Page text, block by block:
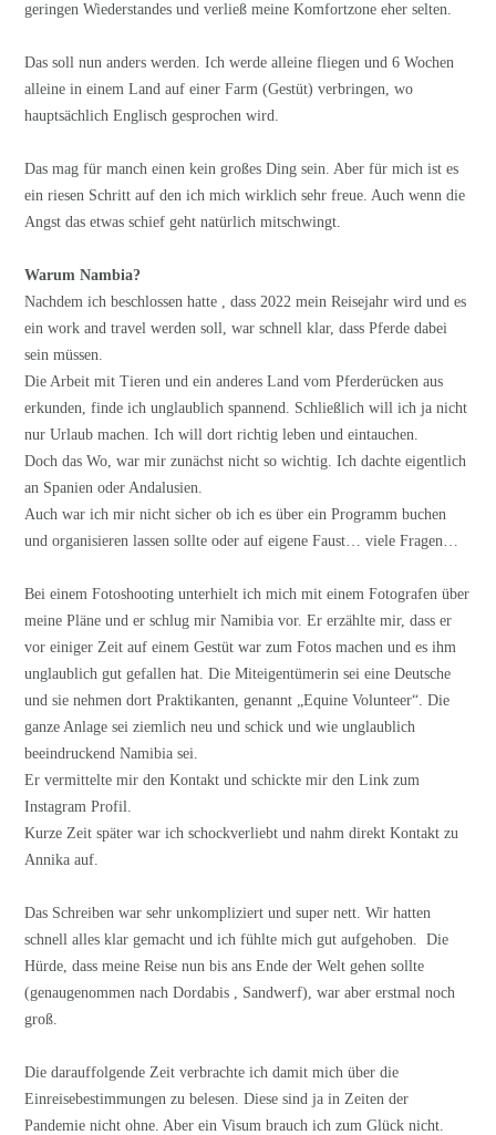
geringen Wiederstandes und verließ meine Komfortzone eher selten.
Das soll nun anders werden. Ich werde alleine fliegen und 6 Wochen
alleine in einem Land auf einer Farm (Gestüt) verbringen, wo
hauptsächlich Englisch gesprochen wird.
Das mag für manch einen kein großes Ding sein. Aber für mich ist es
ein riesen Schritt auf den ich mich wirklich sehr freue. Auch wenn die
Angst das etwas schief geht natürlich mitschwingt.
Warum Nambia?
Nachdem ich beschlossen hatte , dass 2022 mein Reisejahr wird und es
ein work and travel werden soll, war schnell klar, dass Pferde dabei
sein müssen.
Die Arbeit mit Tieren und ein anderes Land vom Pferderücken aus
erkunden, finde ich unglaublich spannend. Schließlich will ich ja nicht
nur Urlaub machen. Ich will dort richtig leben und eintauchen.
Doch das Wo, war mir zunächst nicht so wichtig. Ich dachte eigentlich
an Spanien oder Andalusien.
Auch war ich mir nicht sicher ob ich es über ein Programm buchen
und organisieren lassen sollte oder auf eigene Faust… viele Fragen…
Bei einem Fotoshooting unterhielt ich mich mit einem Fotografen über
meine Pläne und er schlug mir Namibia vor. Er erzählte mir, dass er
vor einiger Zeit auf einem Gestüt war zum Fotos machen und es ihm
unglaublich gut gefallen hat. Die Miteigentümerin sei eine Deutsche
und sie nehmen dort Praktikanten, genannt „Equine Volunteer“. Die
ganze Anlage sei ziemlich neu und schick und wie unglaublich
beeindruckend Namibia sei.
Er vermittelte mir den Kontakt und schickte mir den Link zum
Instagram Profil.
Kurze Zeit später war ich schockverliebt und nahm direkt Kontakt zu
Annika auf.
Das Schreiben war sehr unkompliziert und super nett. Wir hatten
schnell alles klar gemacht und ich fühlte mich gut aufgehoben. Die
Hürde, dass meine Reise nun bis ans Ende der Welt gehen sollte
(genaugenommen nach Dordabis , Sandwerf), war aber erstmal noch
groß.
Die darauffolgende Zeit verbrachte ich damit mich über die
Einreisebestimmungen zu belesen. Diese sind ja in Zeiten der
Pandemie nicht ohne. Aber ein Visum brauch ich zum Glück nicht.